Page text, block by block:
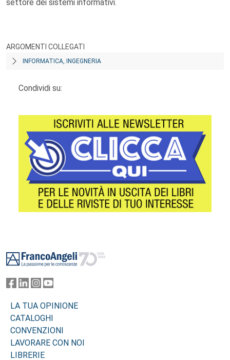
settore dei sistemi informativi.
ARGOMENTI COLLEGATI
INFORMATICA, INGEGNERIA
Condividi su:
LA TUA OPINIONE
CATALOGHI
CONVENZIONI
LAVORARE CON NOI
LIBRERIE